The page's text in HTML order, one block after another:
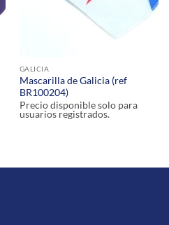
GALICIA
Mascarilla de Galicia (ref
BR100204)
Precio disponible solo para
usuarios registrados.